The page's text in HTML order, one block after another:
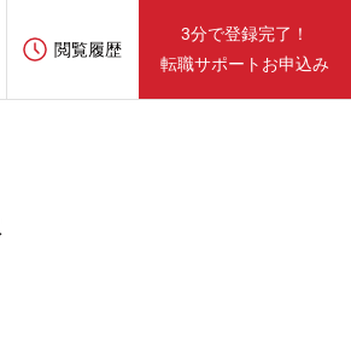
閲覧履歴
3分で登録完了！
転職サポートお申込み